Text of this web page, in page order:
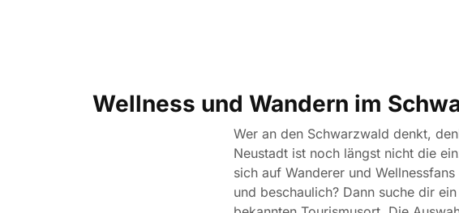
Wellness und Wandern im
Wer an den Schwarzwald denkt,
Neustadt ist noch längst nicht die
sich auf Wanderer und
und beschaulich? Dann suche dir